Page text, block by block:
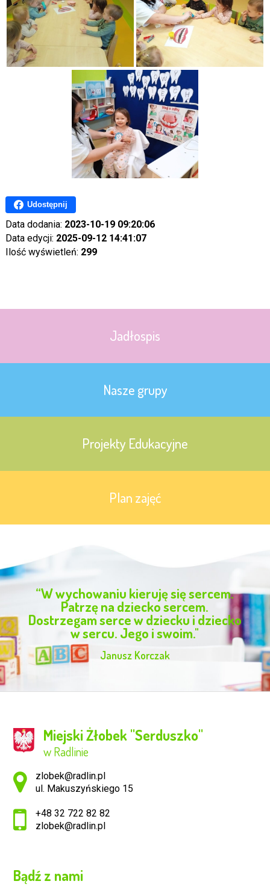
Udostępnij
Data dodania: 2023-10-19 09:20:06
Data edycji: 2025-09-12 14:41:07
Ilość wyświetleń: 299
Jadłospis
Nasze grupy
Projekty Edukacyjne
Plan zajęć
“W wychowaniu kieruję się sercem.
Patrzę na dziecko sercem.
Dostrzegam serce w dziecku i dziecko
w sercu. Jego i swoim."
Janusz Korczak
Miejski Żłobek ''Serduszko''
w Radlinie
Adres pocztowy:
zlobek@radlin.pl
ul. Makuszyńskiego 15
+48 32 722 82 82
zlobek@radlin.pl
Bądź z nami